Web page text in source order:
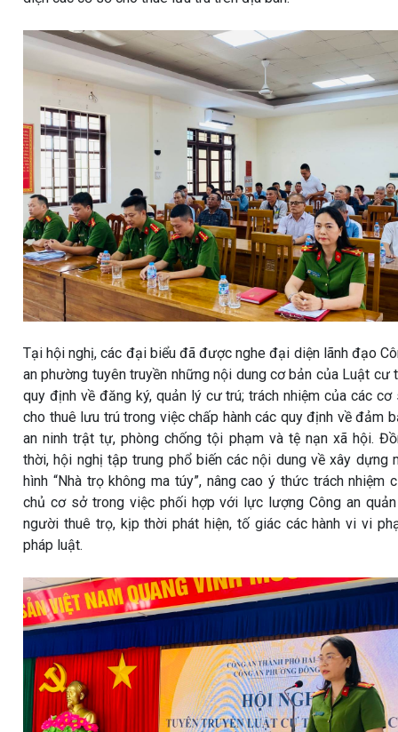
Tại hội nghị, các đại biểu đã được nghe đại diện lãnh đạo
an phường tuyên truyền những nội dung cơ bản của Luật cư
quy định về đăng ký, quản lý cư trú; trách nhiệm của các cơ
cho thuê lưu trú trong việc chấp hành các quy định về đảm
an ninh trật tự, phòng chống tội phạm và tệ nạn xã hội.
thời, hội nghị tập trung phổ biến các nội dung về xây dựng
hình “Nhà trọ không ma túy”, nâng cao ý thức trách nhiệm
chủ cơ sở trong việc phối hợp với lực lượng Công an
người thuê trọ, kịp thời phát hiện, tố giác các hành vi vi
pháp luật.